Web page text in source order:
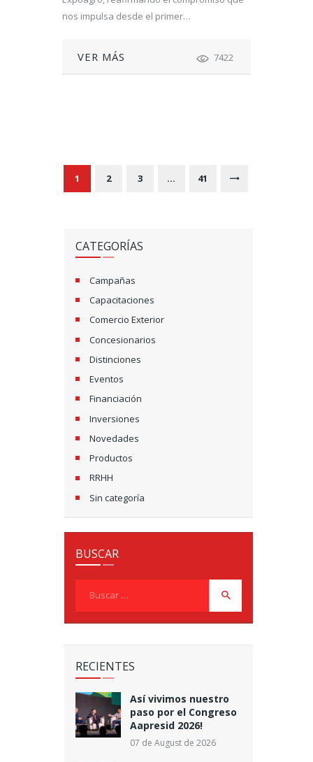
nos impulsa desde el primer…
VER MÁS 7422
V
G
A
C
Ó
N
D
N
R
A
D
A
S
PAGE
1 PAGE
2 PAGE
3 … PAGE
41
CATEGORÍAS
Campañas
Capacitaciones
Comercio Exterior
Concesionarios
Distinciones
Eventos
Financiación
Inversiones
Novedades
Productos
RRHH
Sin categoría
BUSCAR
RECIENTES
Así vivimos nuestro
paso por el Congreso
Aapresid 2026!
07 de August de 2026